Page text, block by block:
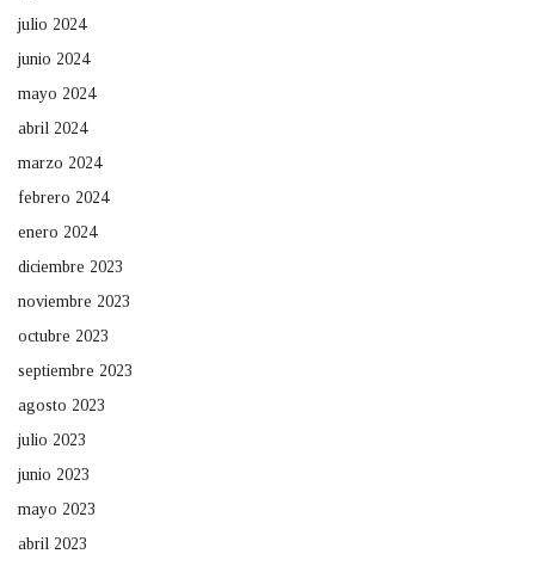
julio 2024
junio 2024
mayo 2024
abril 2024
marzo 2024
febrero 2024
enero 2024
diciembre 2023
noviembre 2023
octubre 2023
septiembre 2023
agosto 2023
julio 2023
junio 2023
mayo 2023
abril 2023